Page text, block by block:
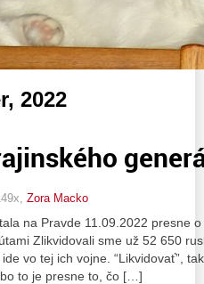
2022
Zora Macko
na Pravde 11.09.2022 presne
Zlikvidovali sme už 52 650
vo tej ich vojne. “Likvidovať”,
to je presne to, čo […]